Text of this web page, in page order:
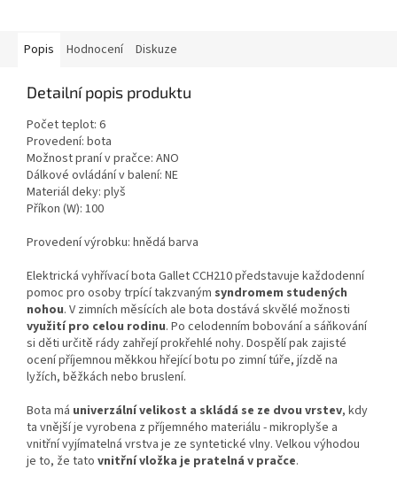
Popis Hodnocení Diskuze
Detailní popis produktu
Počet teplot: 6
Provedení: bota
Možnost praní v pračce: ANO
Dálkové ovládání v balení: NE
Materiál deky: plyš
Příkon (W): 100
Provedení výrobku: hnědá barva
Elektrická vyhřívací bota Gallet CCH210 představuje každodenní
pomoc pro osoby trpící takzvaným syndromem studených
nohou. V zimních měsících ale bota dostává skvělé možnosti
využití pro celou rodinu. Po celodenním bobování a sáňkování
si děti určitě rády zahřejí prokřehlé nohy. Dospělí pak zajisté
ocení příjemnou měkkou hřející botu po zimní túře, jízdě na
lyžích, běžkách nebo bruslení.
Bota má univerzální velikost a skládá se ze dvou vrstev, kdy
ta vnější je vyrobena z příjemného materiálu - mikroplyše a
vnitřní vyjímatelná vrstva je ze syntetické vlny. Velkou výhodou
je to, že tato vnitřní vložka je pratelná v pračce.